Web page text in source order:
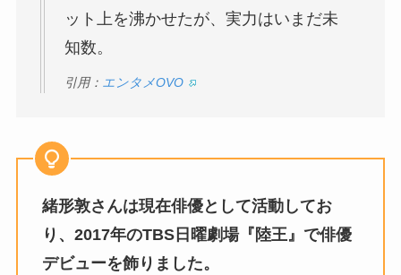
ット上を沸かせたが、実力はいまだ未
知数。
引用： エンタメOVO
緒形敦さんは現在俳優として活動してお
り、2017年のTBS日曜劇場『陸王』で俳優
デビューを飾りました。